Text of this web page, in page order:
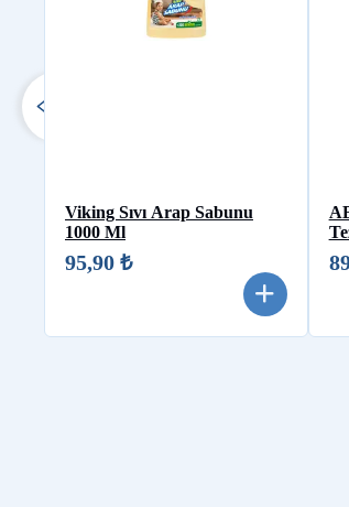
Viking Sıvı Arap Sabunu
1000 Ml
95,90 ₺